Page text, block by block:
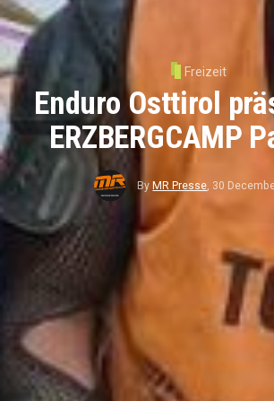
Freizeit
Enduro Osttirol
ERZBERGCAMP
By MR Presse, 30